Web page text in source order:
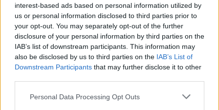
interest-based ads based on personal information utilized by
us or personal information disclosed to third parties prior to
your opt-out. You may separately opt-out of the further
disclosure of your personal information by third parties on the
IAB’s list of downstream participants. This information may
also be disclosed by us to third parties on the IAB’s List of
Downstream Participants that may further disclose it to other
Please note that this website/app uses one or more Google
Personal Data Processing Opt Outs
Színdarabfigyelő: Nemek és
igenek
Hír| 2019.03.08 18:20
Márciusban folytatódik új
részekkel A mi kis falunk
Hír| 2019.03.06 11:20
BÚÉK - Kritika